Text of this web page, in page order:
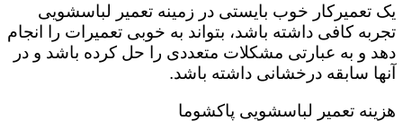
یک تعمیرکار خوب بایستی در زمینه تعمیر لباسشویی
تجربه کافی داشته باشد، بتواند به خوبی تعمیرات را انجام
دهد و به عبارتی مشکلات متعددی را حل کرده باشد و در
آنها سابقه درخشانی داشته باشد.
هزینه تعمیر لباسشویی پاکشوما